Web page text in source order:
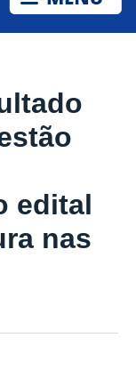
edital
nas